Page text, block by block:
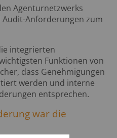
Agenturnetzwerks
Anforderungen zum
integrierten
Funktionen von
dass Genehmigungen
werden und interne
entsprechen.
war die